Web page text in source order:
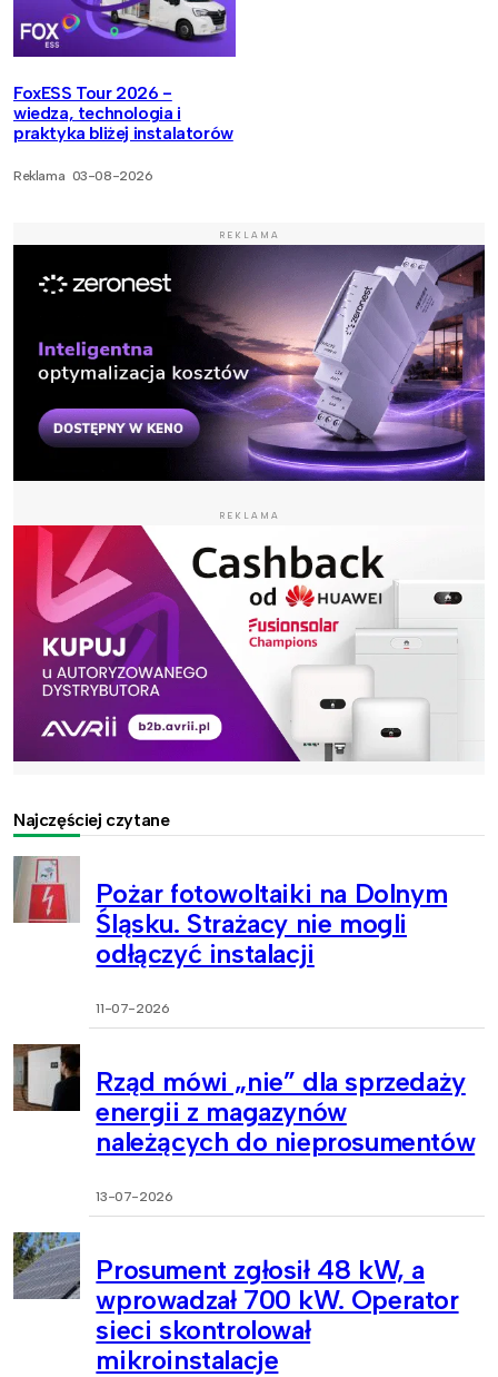
FoxESS Tour 2026 -
wiedza, technologia i
praktyka bliżej instalatorów
Reklama 03-08-2026
REKLAMA
REKLAMA
Najczęściej czytane
Pożar fotowoltaiki na Dolnym
Śląsku. Strażacy nie mogli
odłączyć instalacji
11-07-2026
Rząd mówi „nie” dla sprzedaży
energii z magazynów
należących do nieprosumentów
13-07-2026
Prosument zgłosił 48 kW, a
wprowadzał 700 kW. Operator
sieci skontrolował
mikroinstalacje